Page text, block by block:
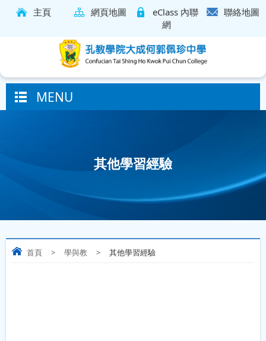
主頁 網頁地圖
eClass 內聯
網
聯絡地圖
MENU
其他學習經驗
首頁 > 學與教 > 其他學習經驗